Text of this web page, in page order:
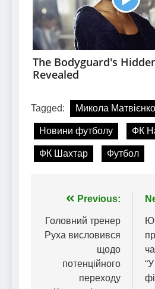
Tagged: Микола Матвієнко
Новини футболу ФК
ФК Шахтар Футбол
Навігація
записів
Previous:
Головний тренер
Руха висловився
щодо
потенційного
переходу